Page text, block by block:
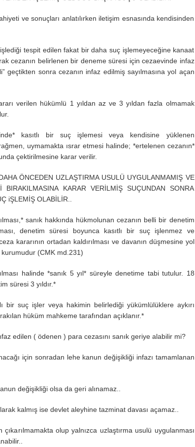
ve sonuçları anlatılırken iletişim esnasında kendisinden
tespit edilen fakat bir daha suç işlemeyeceğine kanaat
cezanın belirlenen bir deneme süresi için cezaevinde infaz
geçtikten sonra cezanın infaz edilmiş sayılmasına yol açan
verilen hükümlü 1 yıldan az ve 3 yıldan fazla olmamak
kasıtlı bir suç işlemesi veya kendisine yüklenen
uymamakta ısrar etmesi halinde; *ertelenen cezanın*
çektirilmesine karar verilir.
ÖNCEDEN UZLAŞTIRMA USULÜ UYGULANMAMIŞ VE
BIRAKILMASINA KARAR VERİLMİŞ SUÇUNDAN SONRA
iŞLEMİŞ OLABİLİR..
sanık hakkında hükmolunan cezanın belli bir denetim
denetim süresi boyunca kasıtlı bir suç işlenmez ve
kararının ortadan kaldırılması ve davanın düşmesine yol
(CMK md.231)
halinde *sanık 5 yıl* süreyle denetime tabi tutulur. 18
süresi 3 yıldır.*
bir suç işler veya hakimin belirlediği yükümlülüklere aykırı
hüküm mahkeme tarafından açıklanır.*
edilen ( ödenen ) para cezasını sanık geriye alabilir mi?
için sonradan lehe kanun değişikliği infazı tamamlanan
değişikliği olsa da geri alınamaz..
kalmış ise devlet aleyhine tazminat davası açamaz..
olup yalnızca uzlaştırma usulü uygulanması